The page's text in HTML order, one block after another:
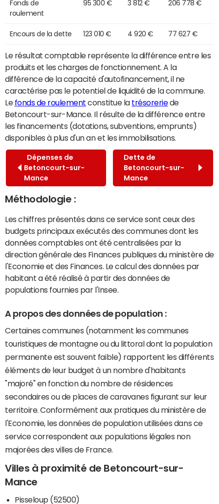
Fonds de
roulement
95 300 € 3 812 € 206 778 €
Encours de la dette 123 010 € 4 920 € 77 627 €
Le résultat comptable représente la différence entre les
produits et les charges de fonctionnement. A la
différence de la capacité d'autofinancement, il ne
caractérise pas le potentiel de liquidité de la commune.
Le fonds de roulement constitue la trésoreriede
Betoncourt-sur-Mance. Il résulte de la différence entre
les financements (dotations, subventions, emprunts)
disponibles à plus d'un an et les immobilisations.
Dépenses de
Betoncourt-sur-
Mance
Dette de
Betoncourt-sur-
Mance
Méthodologie :
Les chiffres présentés dans ce service sont ceux des
budgets principaux exécutés des communes dont les
données comptables ont été centralisées par la
direction générale des Finances publiques du ministère de
l'Economie et des Finances. Le calcul des données par
habitant a été réalisé à partir des données de
populations fournies par l'Insee.
A propos des données de population :
Certaines communes (notamment les communes
touristiques de montagne ou du littoral dont la population
permanente est souvent faible) rapportent les différents
éléments de leur budget à un nombre d'habitants
"majoré" en fonction du nombre de résidences
secondaires ou de places de caravanes figurant sur leur
territoire. Conformément aux pratiques du ministère de
l'Economie, les données de population utilisées dans ce
service correspondent aux populations légales non
majorées des villes de France.
Villes à proximité de Betoncourt-sur-
Mance
Pisseloup (52500)